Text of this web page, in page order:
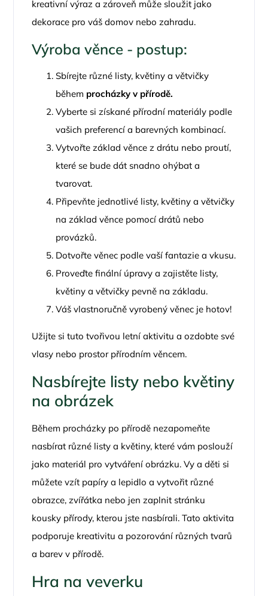
kreativní výraz a zároveň může sloužit jako
dekorace pro váš domov nebo zahradu.
Výroba věnce - postup:
Sbírejte různé listy, květiny a větvičky
během procházky v přírodě.
Vyberte si získané přírodní materiály podle
vašich preferencí a barevných kombinací.
Vytvořte základ věnce z drátu nebo proutí,
které se bude dát snadno ohýbat a
tvarovat.
Připevňte jednotlivé listy, květiny a větvičky
na základ věnce pomocí drátů nebo
provázků.
Dotvořte věnec podle vaší fantazie a vkusu.
Proveďte finální úpravy a zajistěte listy,
květiny a větvičky pevně na základu.
Váš vlastnoručně vyrobený věnec je hotov!
Užijte si tuto tvořivou letní aktivitu a ozdobte své
vlasy nebo prostor přírodním věncem.
Nasbírejte listy nebo květiny
na obrázek
Během procházky po přírodě nezapomeňte
nasbírat různé listy a květiny, které vám poslouží
jako materiál pro vytváření obrázku. Vy a děti si
můžete vzít papíry a lepidlo a vytvořit různé
obrazce, zvířátka nebo jen zaplnit stránku
kousky přírody, kterou jste nasbírali. Tato aktivita
podporuje kreativitu a pozorování různých tvarů
a barev v přírodě.
Hra na veverku